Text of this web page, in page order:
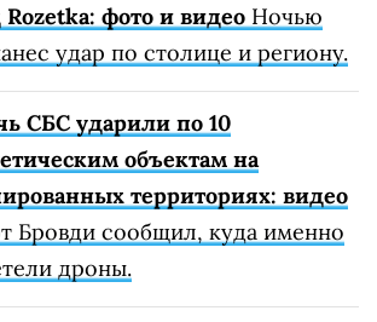
Rozetka: фото и видео Ночью
удар по столице и региону.
СБС ударили по 10
объектам на
территориях: видео
Бровди сообщил, куда именно
дроны.